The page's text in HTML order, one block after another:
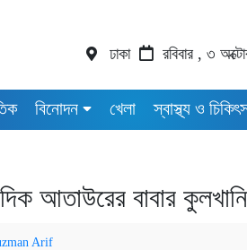
ঢাকা রবিবার , ৩
বিনোদন খেলা স্বাস্থ্য ও
আতাউরের বাবার
Arif